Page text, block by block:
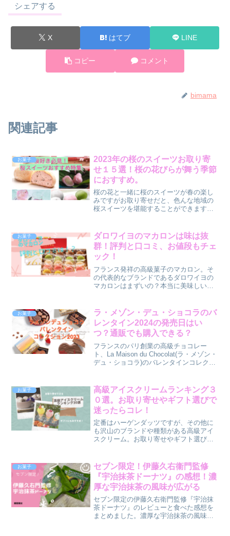
シェアする
X はてブ LINE
コピー コメント
bimama
関連記事
お菓子
2023年の桜のスイーツお取り寄
せ１５選！桜の花びらが舞う季節
におすすめ。
桜の花と一緒に桜のスイーツが春の楽し
みですがお取り寄せだと、色んな地域の
桜スイーツを堪能することができます。
お菓子
ダロワイヨのマカロンは味は抜
群！評判と口コミ、お値段もチェ
ック！
フランス発祥の高級菓子のマカロン。そ
の代表的なブランドであるダロワイヨの
マカロンはまずいの？本当に美味しい
お菓子
ラ・メゾン・デュ・ショコラのバ
レンタイン2024の発売日はい
つ？通販でも購入できる？
フランスのパリ創業の高級チョコレー
ト、La Maison du Chocolat(ラ・メゾン・
デュ・ショコラ)のバレンタインコレクシ
た。
お菓子
高級アイスクリームランキング３
０選。お取り寄せやギフト選びで
迷ったらコレ！
定番はハーゲンダッツですが、その他に
も沢山のブランドや種類がある高級アイ
スクリーム。お取り寄せやギフト選びに
ームをご紹介しています。各ブランドの
特徴や素材選びのポイントも詳しく解説
しております。
お菓子
セブン限定！伊藤久右衞門監修
『宇治抹茶ドーナツ』の感想！濃
厚な宇治抹茶の風味が広がる
セブン限定の伊藤久右衛門監修『宇治抹
茶ドーナツ』のレビューと食べた感想を
まとめました。濃厚な宇治抹茶の風味が